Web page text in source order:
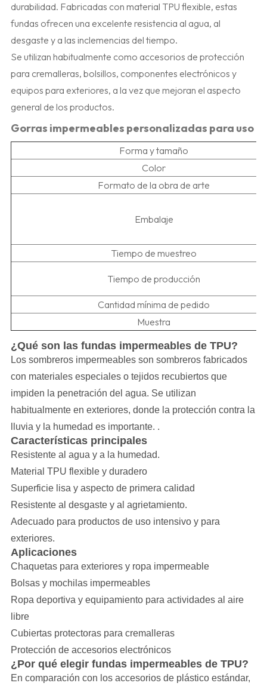
durabilidad. Fabricadas con material TPU flexible, estas
fundas ofrecen una excelente resistencia al agua, al
desgaste y a las inclemencias del tiempo.
Se utilizan habitualmente como accesorios de protección
para cremalleras, bolsillos, componentes electrónicos y
equipos para exteriores, a la vez que mejoran el aspecto
general de los productos.
Gorras impermeables personalizadas para uso
Forma y tamaño
Color
Formato de la obra de arte
Embalaje
Tiempo de muestreo
Tiempo de producción
Cantidad mínima de pedido
Muestra
¿Qué son las fundas impermeables de TPU?
Los sombreros impermeables son sombreros fabricados
con materiales especiales o tejidos recubiertos que
impiden la penetración del agua. Se utilizan
habitualmente en exteriores, donde la protección contra la
lluvia y la humedad es importante. .
Características principales
Resistente al agua y a la humedad.
Material TPU flexible y duradero
Superficie lisa y aspecto de primera calidad
Resistente al desgaste y al agrietamiento.
Adecuado para productos de uso intensivo y para
exteriores.
Aplicaciones
Chaquetas para exteriores y ropa impermeable
Bolsas y mochilas impermeables
Ropa deportiva y equipamiento para actividades al aire
libre
Cubiertas protectoras para cremalleras
Protección de accesorios electrónicos
¿Por qué elegir fundas impermeables de TPU?
En comparación con los accesorios de plástico estándar,